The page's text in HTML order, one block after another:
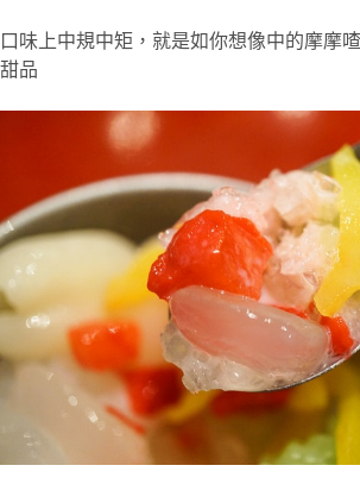
口味上中規中矩，就是如你想像中的摩摩
甜品